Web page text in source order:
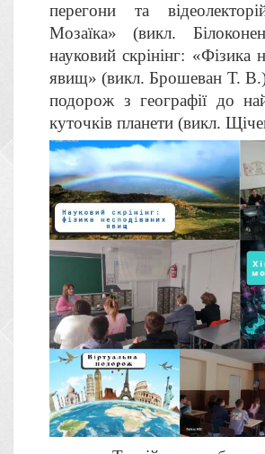
перегони та
Мозаїка» (викл.
науковий скрінінг: «Фізика
явищ» (викл. Брошеван Т.
подорож з географії до
куточків планети (викл.